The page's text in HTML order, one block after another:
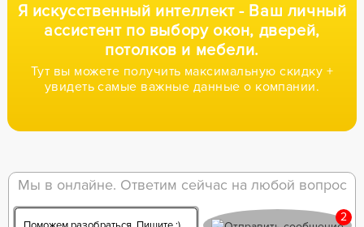
Я искусственный интеллект - Ваш личный
ассистент по выбору окон, дверей,
потолков и мебели.
Тут вы можете получить максимальную скидку +
увидеть самые важные данные о компании.
Мы в онлайне. Ответим сейчас на любой вопрос
2